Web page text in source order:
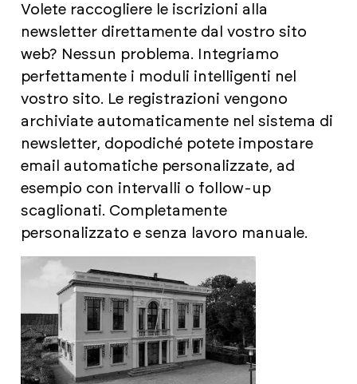
Volete raccogliere le iscrizioni alla
newsletter direttamente dal vostro sito
web? Nessun problema. Integriamo
perfettamente i moduli intelligenti nel
vostro sito. Le registrazioni vengono
archiviate automaticamente nel sistema di
newsletter, dopodiché potete impostare
email automatiche personalizzate, ad
esempio con intervalli o follow-up
scaglionati. Completamente
personalizzato e senza lavoro manuale.